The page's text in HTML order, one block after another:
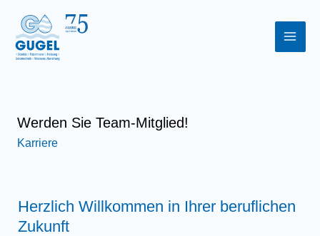
Inhalt
springen
Werden Sie Team-Mitglied!
Karriere
Herzlich Willkommen in Ihrer beruflichen
Zukunft